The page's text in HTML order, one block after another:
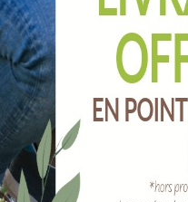
Croc à pomme de
Alsace emmanché.
Ref : JCC3FAEM
EAN :